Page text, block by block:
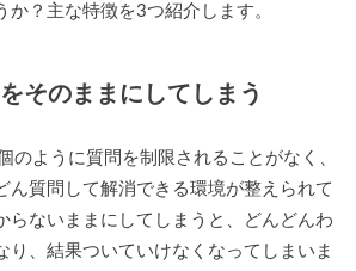
か？主な特徴を3つ紹介します。
そのままにしてしまう
のように質問を制限されることがなく、
ん質問して解消できる環境が整えられて
らないままにしてしまうと、どんどんわ
り、結果ついていけなくなってしまいま